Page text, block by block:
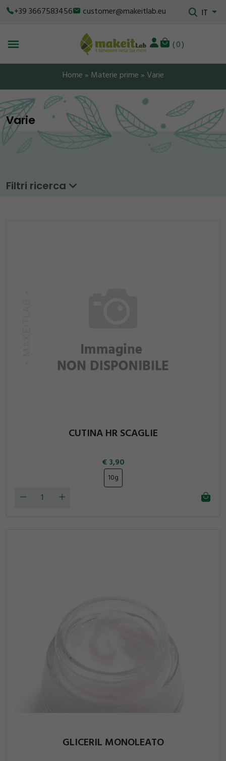
IT
+39 3667583456 customer@makeitlab.eu
0
Home » Materie prime » Varie
Varie
Filtri ricerca
CUTINA HR SCAGLIE
3,90
10g
GLICERIL MONOLEATO